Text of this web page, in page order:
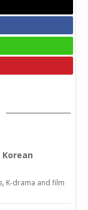
K-drama and film